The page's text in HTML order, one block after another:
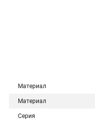
Материал
Материал
Серия